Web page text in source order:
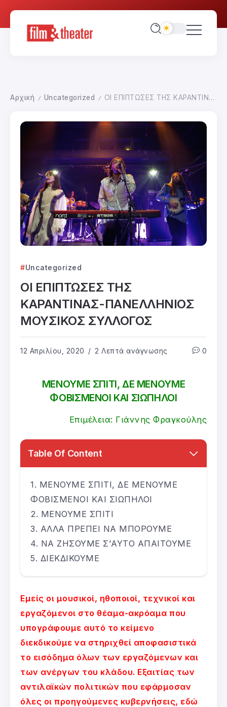
Αρχική / Uncategorized / ΟΙ ΕΠΙΠΤΩΣΕΣ ΤΗΣ ΚΑΡΑΝΤΙΝΑΣ-ΠΑΝΕΛΛΗΝΙΟΣ ΜΟΥΣΙΚΟΣ ΣΥΛΛΟΓΟΣ
Uncategorized
ΟΙ ΕΠΙΠΤΩΣΕΣ ΤΗΣ
ΚΑΡΑΝΤΙΝΑΣ-ΠΑΝΕΛΛΗΝΙΟΣ
ΜΟΥΣΙΚΟΣ ΣΥΛΛΟΓΟΣ
12 Απριλίου, 2020 2 Λεπτά ανάγνωσης 0
ΜΕΝΟΥΜΕ ΣΠΙΤΙ, ΔΕ ΜΕΝΟΥΜΕ
ΦΟΒΙΣΜΕΝΟΙ ΚΑΙ ΣΙΩΠΗΛΟΙ
Επιμέλεια: Γιάννης Φραγκούλης
Table Of Content
ΜΕΝΟΥΜΕ ΣΠΙΤΙ, ΔΕ ΜΕΝΟΥΜΕ
ΦΟΒΙΣΜΕΝΟΙ ΚΑΙ ΣΙΩΠΗΛΟΙ
ΜΕΝΟΥΜΕ ΣΠΙΤΙ
ΑΛΛΑ ΠΡΕΠΕΙ ΝΑ ΜΠΟΡΟΥΜΕ
ΝΑ ΖΗΣΟΥΜΕ Σ’ΑΥΤΟ ΑΠΑΙΤΟΥΜΕ
ΔΙΕΚΔΙΚΟΥΜΕ
Εμείς οι μουσικοί, ηθοποιοί, τεχνικοί και
εργαζόμενοι στο θέαμα-ακρόαμα που
υπογράφουμε αυτό το κείμενο
διεκδικούμε να στηριχθεί αποφασιστικά
το εισόδημα όλων των εργαζόμενων και
των ανέργων του κλάδου. Εξαιτίας των
αντιλαϊκών πολιτικών που εφάρμοσαν
όλες οι προηγούμενες κυβερνήσεις, εδώ